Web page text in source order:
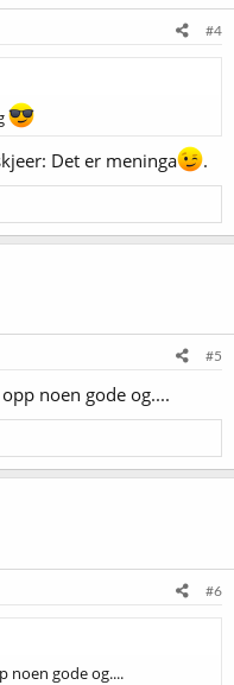
#4
Det er meninga .
#5
noen gode og....
#6
noen gode og....